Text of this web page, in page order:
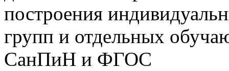
построения
групп и отдельных
СанПиН и ФГОС